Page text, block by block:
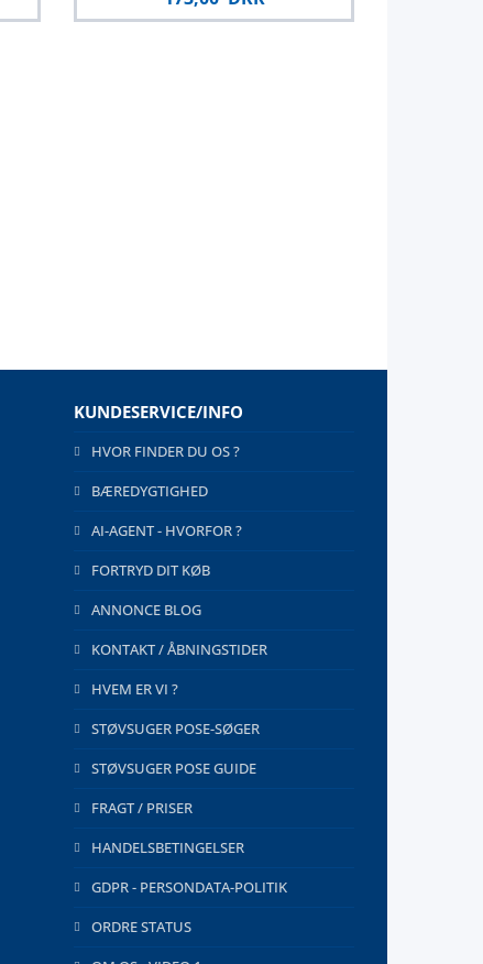
KUNDESERVICE/INFO
HVOR FINDER DU OS ?
BÆREDYGTIGHED
AI-AGENT - HVORFOR ?
FORTRYD DIT KØB
ANNONCE BLOG
KONTAKT / ÅBNINGSTIDER
HVEM ER VI ?
STØVSUGER POSE-SØGER
STØVSUGER POSE GUIDE
FRAGT / PRISER
HANDELSBETINGELSER
GDPR - PERSONDATA-POLITIK
ORDRE STATUS